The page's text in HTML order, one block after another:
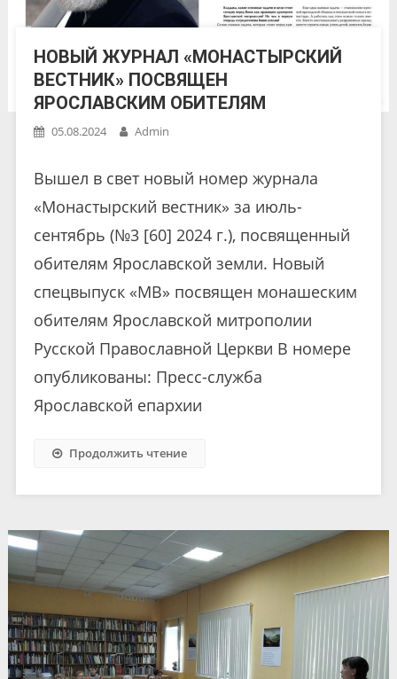
НОВЫЙ ЖУРНАЛ «МОНАСТЫРСКИЙ
ВЕСТНИК» ПОСВЯЩЕН
ЯРОСЛАВСКИМ ОБИТЕЛЯМ
05.08.2024 Admin
Вышел в свет новый номер журнала
«Монастырский вестник» за июль-
сентябрь (№3 [60] 2024 г.), посвященный
обителям Ярославской земли. Новый
спецвыпуск «МВ» посвящен монашеским
обителям Ярославской митрополии
Русской Православной Церкви В номере
опубликованы: Пресс-служба
Ярославской епархии
Продолжить чтение